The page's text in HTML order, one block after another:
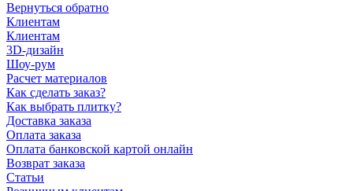
Вернуться обратно
Клиентам
Клиентам
3D-дизайн
Шоу-рум
Расчет материалов
Как сделать заказ?
Как выбрать плитку?
Доставка заказа
Оплата заказа
Оплата банковской картой онлайн
Возврат заказа
Статьи